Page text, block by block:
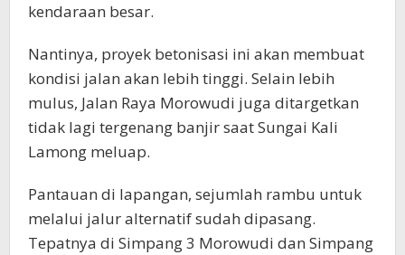
kendaraan besar.
Nantinya, proyek betonisasi ini akan membuat
kondisi jalan akan lebih tinggi. Selain lebih
mulus, Jalan Raya Morowudi juga ditargetkan
tidak lagi tergenang banjir saat Sungai Kali
Lamong meluap.
Pantauan di lapangan, sejumlah rambu untuk
melalui jalur alternatif sudah dipasang.
Tepatnya di Simpang 3 Morowudi dan Simpang